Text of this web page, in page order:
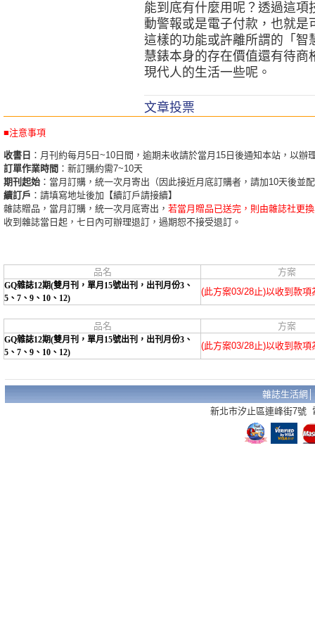
能到底有什麼用呢？透過這
動警報或是電子付款，也就是
這樣的功能或許離所謂的「智
慧錶本身的存在價值還有待
現代人的生活一些呢。
文章投票
■注意事項
收書日 ：月刊約每月5日~10日間，逾期未收請於當月15日後通知本站，以辦
訂單作業時間 ：新訂購約需7~10天
期刊起始 ：當月訂購，統一次月寄出（因此接近月底訂購者，請加10天後並
續訂戶 ：請填寫地址後加【續訂戶請接續】
雜誌贈品，當月訂購，統一次月底寄出， 若當月贈品已送完，則由雜誌社更
收到雜誌當日起，七日內可辦理退訂，過期恕不接受退訂。
品名 方案
GQ雜誌12期(雙月刊，單月15號出刊，出刊月份3、
5、7、9、10、12)
(此方案03/28止)以收到款項
品名 方案
GQ雜誌12期(雙月刊，單月15號出刊，出刊月份3、
5、7、9、10、12)
(此方案03/28止)以收到款項
雜誌生活網
新北市汐止區連峰街7號